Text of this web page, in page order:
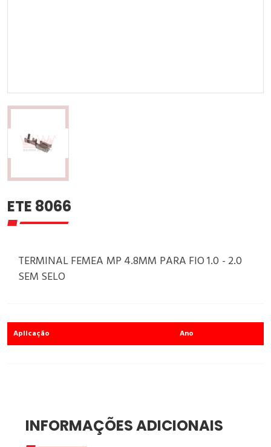
ETE 8066
TERMINAL FEMEA MP 4.8MM PARA FIO 1.0 - 2.0
SEM SELO
Aplicação Ano
INFORMAÇÕES ADICIONAIS